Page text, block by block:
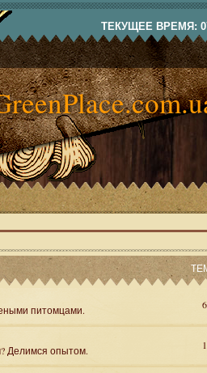
ТЕКУЩЕЕ ВРЕМЯ:
питомцами.
Делимся опытом.